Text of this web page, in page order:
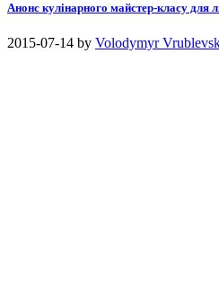
Анонс кулінарного майстер-класу для
2015-07-14 by Volodymyr